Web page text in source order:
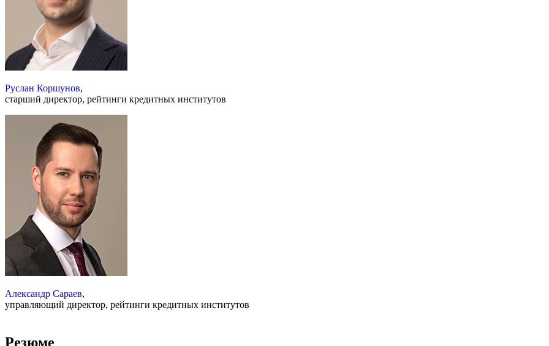
Руслан Коршунов,
старший директор, рейтинги кредитных институтов
Александр Сараев,
управляющий директор, рейтинги кредитных институтов
Резюме